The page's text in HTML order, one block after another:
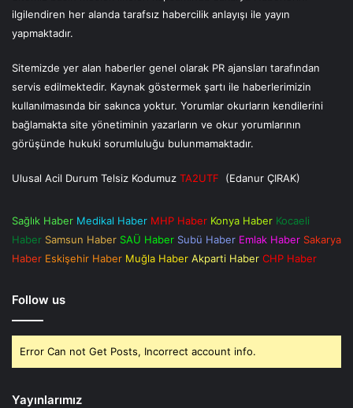
ilgilendiren her alanda tarafsız habercilik anlayışı ile yayın
yapmaktadır.
Sitemizde yer alan haberler genel olarak PR ajansları tarafından
servis edilmektedir. Kaynak göstermek şartı ile haberlerimizin
kullanılmasında bir sakınca yoktur. Yorumlar okurların kendilerini
bağlamakta site yönetiminin yazarların ve okur yorumlarının
görüşünde hukuki sorumluluğu bulunmamaktadır.
Ulusal Acil Durum Telsiz Kodumuz TA2UTF (Edanur ÇIRAK)
Sağlık Haber Medikal Haber MHP Haber Konya Haber Kocaeli
Haber Samsun Haber SAÜ Haber Subü Haber Emlak Haber Sakarya
Haber Eskişehir Haber Muğla Haber Akparti Haber CHP Haber
Follow us
Error Can not Get Posts, Incorrect account info.
Yayınlarımız